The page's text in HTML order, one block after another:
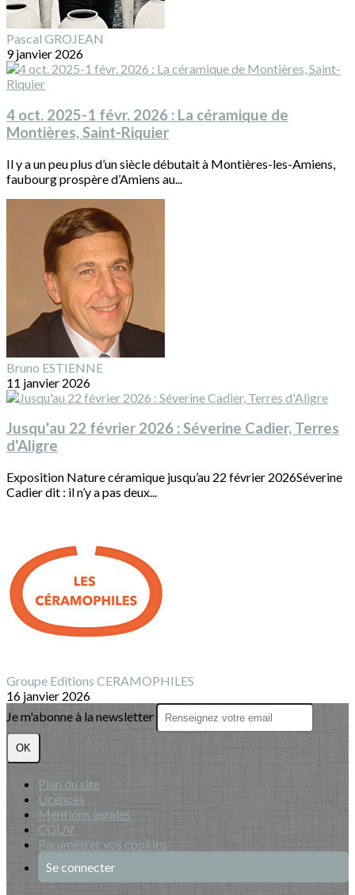
Pascal GROJEAN
9 janvier 2026
4 oct. 2025-1 févr. 2026 : La céramique de
Montières, Saint-Riquier
Il y a un peu plus d’un siècle débutait à Montières-les-Amiens,
faubourg prospère d’Amiens au...
Bruno ESTIENNE
11 janvier 2026
Jusqu'au 22 février 2026 : Séverine Cadier, Terres
d'Aligre
Exposition Nature céramique jusqu’au 22 février 2026Séverine
Cadier dit : il n’y a pas deux...
Groupe Editions CERAMOPHILES
16 janvier 2026
Je m'abonne à la newsletter
OK
Plan du site
Licences
Mentions légales
CGUV
Paramétrer vos cookies
Se connecter